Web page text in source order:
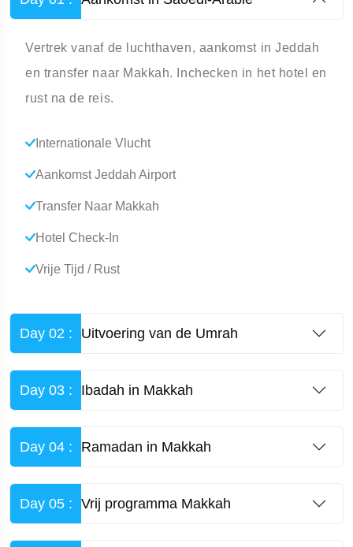
Vertrek vanaf de luchthaven, aankomst in Jeddah
en transfer naar Makkah. Inchecken in het hotel en
rust na de reis.
Internationale Vlucht
Aankomst Jeddah Airport
Transfer Naar Makkah
Hotel Check-In
Vrije Tijd / Rust
Day 02 : Uitvoering van de Umrah
Day 03 : Ibadah in Makkah
Day 04 : Ramadan in Makkah
Day 05 : Vrij programma Makkah